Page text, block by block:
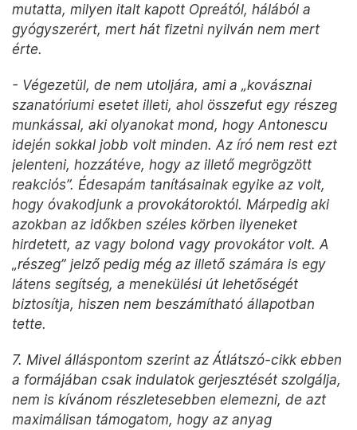
mutatta, milyen italt kapott Opreától, hálából a
gyógyszerért, mert hát fizetni nyilván nem mert
érte.
- Végezetül, de nem utoljára, ami a „kovásznai
szanatóriumi esetet illeti, ahol összefut egy részeg
munkással, aki olyanokat mond, hogy Antonescu
idején sokkal jobb volt minden. Az író nem rest ezt
jelenteni, hozzátéve, hogy az illető megrögzött
reakciós”. Édesapám tanításainak egyike az volt,
hogy óvakodjunk a provokátoroktól. Márpedig aki
azokban az időkben széles körben ilyeneket
hirdetett, az vagy bolond vagy provokátor volt. A
„részeg” jelző pedig még az illető számára is egy
látens segítség, a menekülési út lehetőségét
biztosítja, hiszen nem beszámítható állapotban
tette.
7. Mivel álláspontom szerint az Átlátszó-cikk ebben
a formájában csak indulatok gerjesztését szolgálja,
nem is kívánom részletesebben elemezni, de azt
maximálisan támogatom, hogy az anyag